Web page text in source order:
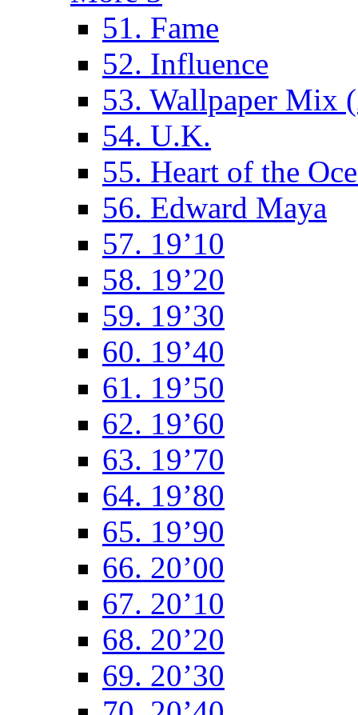
51. Fame
52. Influence
53. Wallpaper Mix
54. U.K.
55. Heart of the
56. Edward Maya
57. 19’10
58. 19’20
59. 19’30
60. 19’40
61. 19’50
62. 19’60
63. 19’70
64. 19’80
65. 19’90
66. 20’00
67. 20’10
68. 20’20
69. 20’30